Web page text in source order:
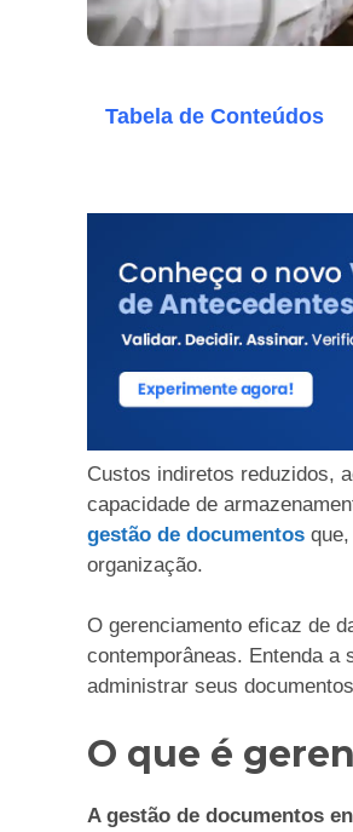
Tabela de Conteúdos
Custos indiretos reduzidos,
capacidade de
gestão de documentos
organização.
O gerenciamento eficaz de
contemporâneas. Entenda a
administrar seus
O que é
A gestão de documentos